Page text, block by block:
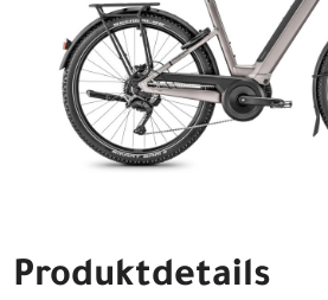
Produktdetails